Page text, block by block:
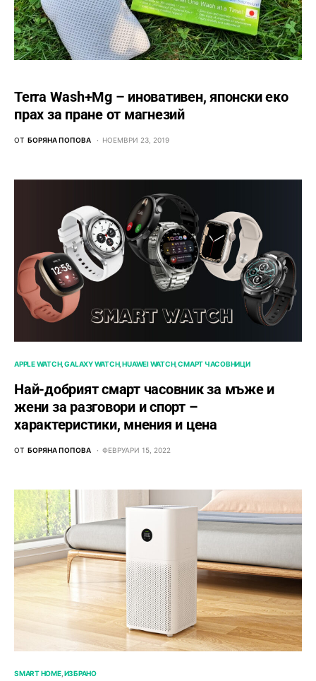
Terra Wash+Mg – иновативен, японски еко
прах за пране от магнезий
ОТ БОРЯНА ПОПОВА НОЕМВРИ 23, 2019
APPLE WATCH GALAXY WATCH HUAWEI WATCH СМАРТ ЧАСОВНИЦИ
Най-добрият смарт часовник за мъже и
жени за разговори и спорт –
характеристики, мнения и цена
ОТ БОРЯНА ПОПОВА ФЕВРУАРИ 15, 2022
SMART HOME ИЗБРАНО